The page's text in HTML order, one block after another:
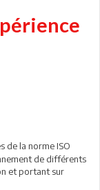
de la norme ISO
de différents
et portant sur